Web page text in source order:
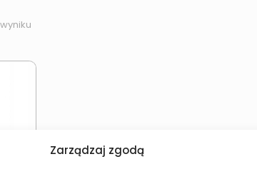
Zarządzaj zgodą